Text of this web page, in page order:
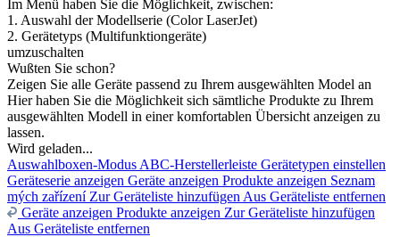
Im Menü haben Sie die Möglichkeit, zwischen:
1. Auswahl der Modellserie (Color LaserJet)
2. Gerätetyps (Multifunktiongeräte)
umzuschalten
Wußten Sie schon?
Zeigen Sie alle Geräte passend zu Ihrem ausgewählten Model an
Hier haben Sie die Möglichkeit sich sämtliche Produkte zu Ihrem
ausgewählten Modell in einer komfortablen Übersicht anzeigen zu
lassen.
Wird geladen...
Auswahlboxen-Modus ABC-Herstellerleiste Gerätetypen einstellen
Geräteserie anzeigen Geräte anzeigen Produkte anzeigen Seznam
mých zařízení Zur Geräteliste hinzufügen Aus Geräteliste entfernen
Geräte anzeigen Produkte anzeigen Zur Geräteliste hinzufügen
Aus Geräteliste entfernen